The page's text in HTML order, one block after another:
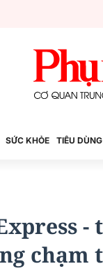
SỨC KHỎE TIÊU DÙNG
chạm